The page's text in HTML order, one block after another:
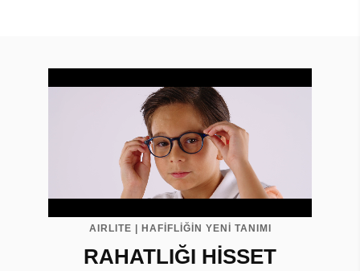
AIRLITE | HAFİFLİĞİN YENİ TANIMI
RAHATLIĞI HİSSET